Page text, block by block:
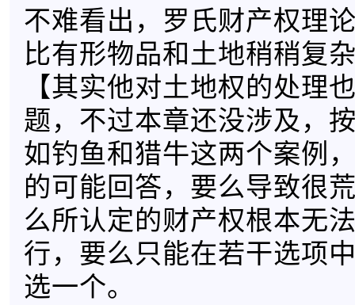
不难看出，罗氏财产权理
比有形物品和土地稍稍复
【其实他对土地权的处理
题，不过本章还没涉及，
如钓鱼和猎牛这两个案例
的可能回答，要么导致很
么所认定的财产权根本无
行，要么只能在若干选项
选一个。